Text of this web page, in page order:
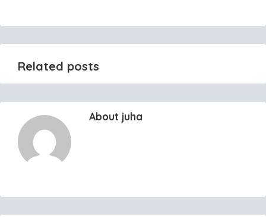
Related posts
About juha